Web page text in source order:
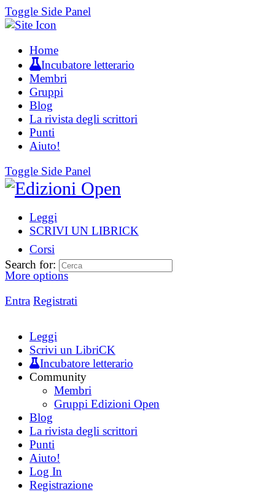
Toggle Side Panel
Home
Incubatore letterario
Membri
Gruppi
Blog
La rivista degli scrittori
Punti
Aiuto!
Toggle Side Panel
Leggi
SCRIVI UN LIBRICK
Corsi
More options
Entra Registrati
Search for:
Leggi
Scrivi un LibriCK
Incubatore letterario
Community
Membri
Gruppi Edizioni Open
Blog
La rivista degli scrittori
Punti
Aiuto!
Log In
Registrazione